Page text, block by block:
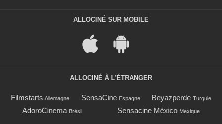
ALLOCINÉ SUR MOBILE
ALLOCINÉ À L'ÉTRANGER
Filmstarts Allemagne SensaCine Espagne Beyazperde Turquie
AdoroCinema Brésil Sensacine México Mexique